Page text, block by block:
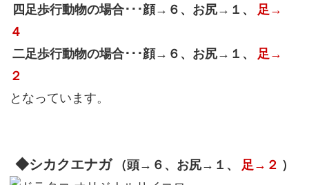
四足歩行動物の場合･･･顔→６、お尻→１、
足→
４
二足歩行動物の場合･･･顔→６、お尻→１、
足→
２
となっています。
◆シカクエナガ （頭→６、お尻→１、 足→２ ）